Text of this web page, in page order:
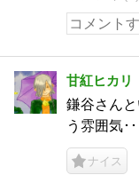
甘紅ヒカリ
鎌谷さん
う雰囲気･･
ナイス